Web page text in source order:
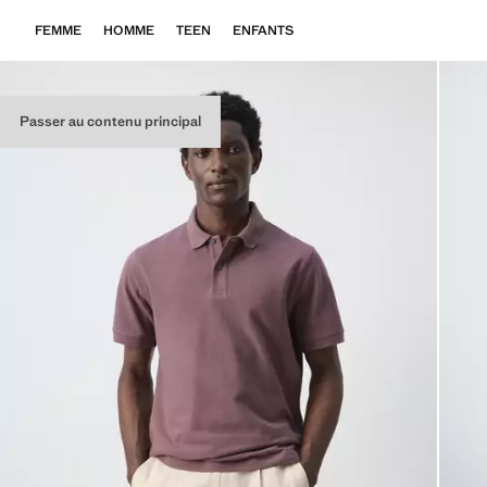
Passer au contenu principal
FEMME HOMME TEEN ENFANTS